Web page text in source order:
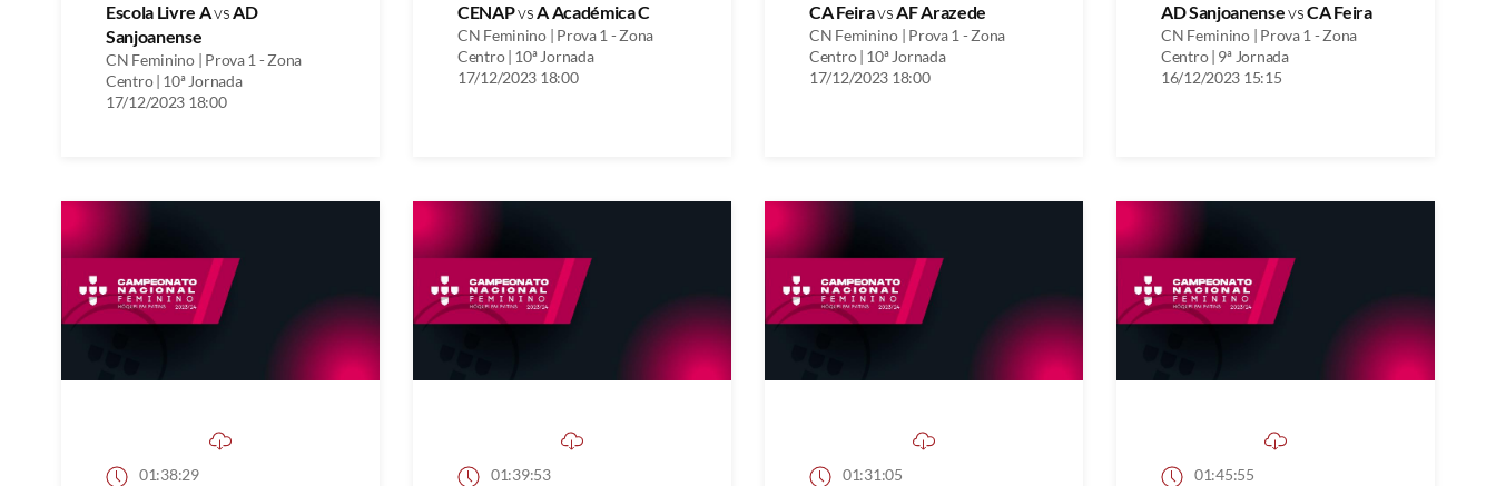
Escola Livre AvsAD
Sanjoanense
CN Feminino | Prova 1 - Zona
Centro | 10ª Jornada
17/12/2023 18:00
CENAPvsA Académica C
CN Feminino | Prova 1 - Zona
Centro | 10ª Jornada
17/12/2023 18:00
CA FeiravsAF Arazede
CN Feminino | Prova 1 - Zona
Centro | 10ª Jornada
17/12/2023 18:00
AD SanjoanensevsCA Feira
CN Feminino | Prova 1 - Zona
Centro | 9ª Jornada
16/12/2023 15:15
01:38:29 01:39:53 01:31:05 01:45:55